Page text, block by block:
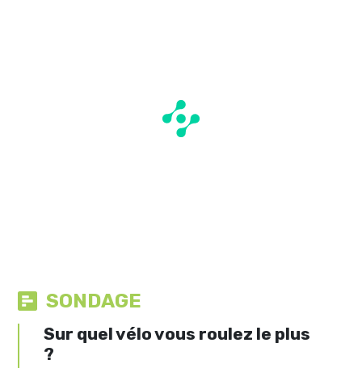
SONDAGE
Sur quel vélo vous roulez le plus
?